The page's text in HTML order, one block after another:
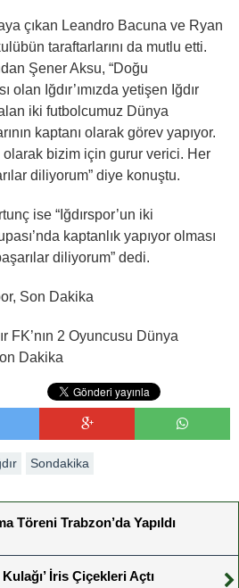
çıkan Leandro Bacuna ve Ryan
taraftarlarını da mutlu etti.
Şener Aksu, “Doğu
olan Iğdır’ımızda yetişen Iğdır
iki futbolcumuz Dünya
kaptanı olarak görev yapıyor.
olarak bizim için gurur verici. Her
diliyorum” diye konuştu.
ise “Iğdırspor’un iki
kaptanlık yapıyor olması
diliyorum” dedi.
Son Dakika
FK’nın 2 Oyuncusu Dünya
Dakika
Sondakika
Töreni Trabzon’da Yapıldı
Kulağı’ İris Çiçekleri Açtı